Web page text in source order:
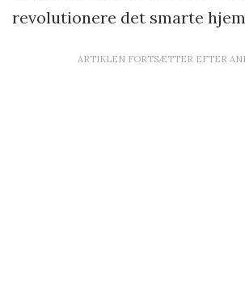
revolutionere det smarte
ARTIKLEN FORTSÆTTER EFTER